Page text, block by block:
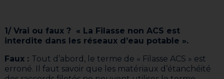
1/ Vrai ou faux ? « La Filasse non ACS est
interdite dans les réseaux d’eau potable ».
Faux : Tout d’abord, le terme de « Filasse ACS » est
erroné. Il faut savoir que les matériaux d’étanchéité